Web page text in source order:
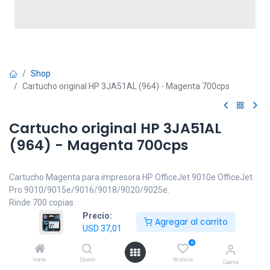
Precio:
USD 37,01
Agregar al carrito
Home Search
0
Wishlist Cuenta
Shop
Cartucho original HP 3JA51AL (964) - Magenta 700cps
Cartucho original HP 3JA51AL
(964) - Magenta 700cps
Cartucho Magenta para impresora HP OfficeJet 9010e OfficeJet
Pro 9010/9015e/9016/9018/9020/9025e.
Rinde 700 copias.
Garantía: 3 meses